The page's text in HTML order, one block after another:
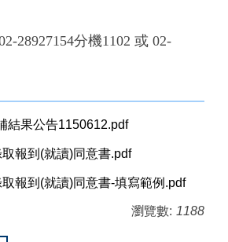
28927154分機1102 或 02-
結果公告1150612.pdf
報到(就讀)同意書.pdf
報到(就讀)同意書-填寫範例.pdf
瀏覽數: 1188